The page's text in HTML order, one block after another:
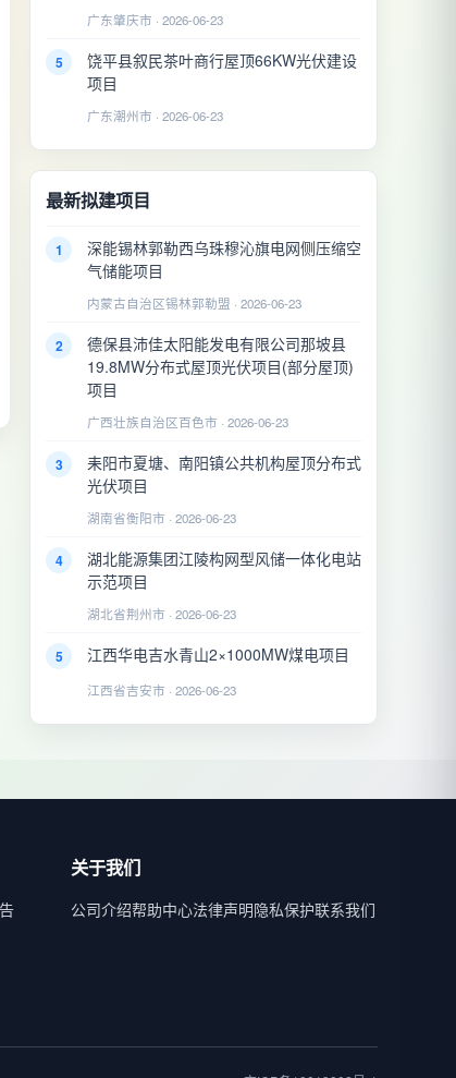
广东肇庆市 · 2026-06-23
5
饶平县叙民茶叶商行屋顶66KW光伏建设
项目
广东潮州市 · 2026-06-23
最新拟建项目
1
深能锡林郭勒西乌珠穆沁旗电网侧压缩空
气储能项目
内蒙古自治区锡林郭勒盟 · 2026-06-23
2
德保县沛佳太阳能发电有限公司那坡县
19.8MW分布式屋顶光伏项目(部分屋顶)
项目
广西壮族自治区百色市 · 2026-06-23
3
耒阳市夏塘、南阳镇公共机构屋顶分布式
光伏项目
湖南省衡阳市 · 2026-06-23
4
湖北能源集团江陵构网型风储一体化电站
示范项目
湖北省荆州市 · 2026-06-23
5 江西华电吉水青山2×1000MW煤电项目
江西省吉安市 · 2026-06-23
关于我们
公司介绍帮助中心法律声明隐私保护联系我们